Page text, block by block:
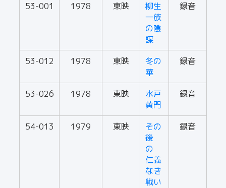
53-001 1978 東映
柳生
一族
の陰
謀
録音
53-012 1978 東映
冬の
華
録音
53-026 1978 東映
水戸
黄門
録音
54-013 1979 東映
その
後
の
仁義
なき
戦い
録音